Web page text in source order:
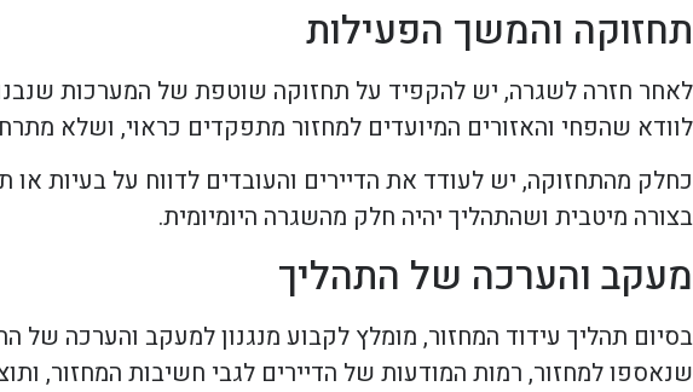
תחזוקה והמשך הפעילות
לאחר חזרה לשגרה, יש להקפיד על תחזוקה שוטפת של המערכות
לוודא שהפחי והאזורים המיועדים למחזור מתפקדים כראוי, ושלא
כחלק מהתחזוקה, יש לעודד את הדיירים והעובדים לדווח על בעיות
בצורה מיטבית ושהתהליך יהיה חלק מהשגרה היומיומית.
מעקב והערכה של התהליך
בסיום תהליך עידוד המחזור, מומלץ לקבוע מנגנון למעקב והערכה של
שנאספו למחזור, רמות המודעות של הדיירים לגבי חשיבות המחזור,